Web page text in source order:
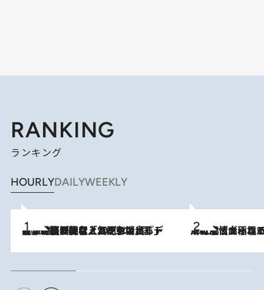
RANKING
ランキング
HOURLYDAILYWEEKLY
2026.8.5
【なぜ吉沢亮は「気配を消せる」のか？】興行収入208億の『国宝』を経て挑むミュージカル『ディア・エヴァン・ハンセン』。トップ俳優が舞台上でさらけ出した“孤独”とは 2026.8.5
下町風情あふれる台北屈指の人気エリア・大稲埕でセンスのいい台湾土産《ヴ